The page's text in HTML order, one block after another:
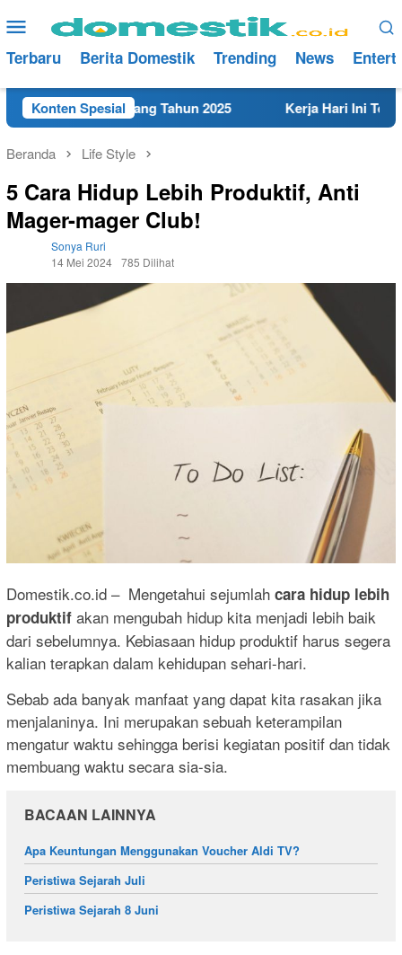
ke
konten
Menu
Mobile
Terbaru Berita Domestik Trending News
Konten Spesial
di Rembang Tahun 2025 Kerja Hari Ini Teknisi/
Beranda Life Style
5 Cara Hidup Lebih Produktif, Anti
Mager-mager Club!
Sonya Ruri
14 Mei 2024 785 Dilihat
Domestik.co.id – Mengetahui sejumlah cara hidup lebih
produktif akan mengubah hidup kita menjadi lebih baik
dari sebelumnya. Kebiasaan hidup produktif harus segera
kalian terapkan dalam kehidupan sehari-hari.
Sebab ada banyak manfaat yang dapat kita rasakan jika
menjalaninya. Ini merupakan sebuah keterampilan
mengatur waktu sehingga berisi kegiatan positif dan tidak
membuang waktu secara sia-sia.
BACAAN LAINNYA
Apa Keuntungan Menggunakan Voucher Aldi TV?
Peristiwa Sejarah Juli
Peristiwa Sejarah 8 Juni